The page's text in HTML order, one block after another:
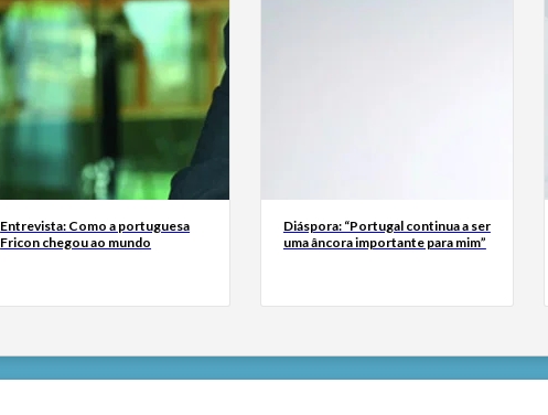
Entrevista: Como a portuguesa
Fricon chegou ao mundo
Diáspora: “Portugal continua a ser
uma âncora importante para mim”